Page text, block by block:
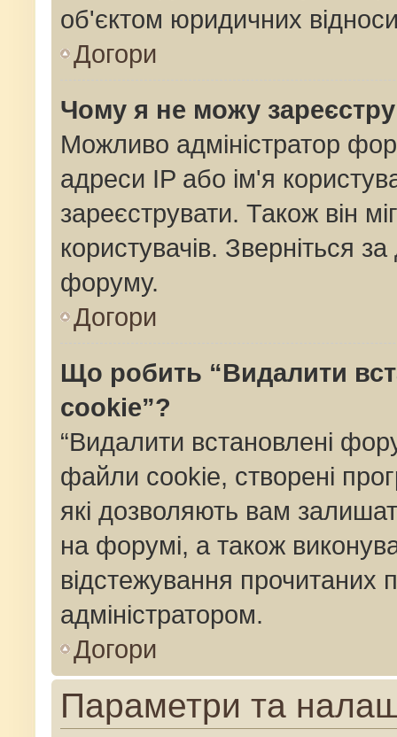
об'єктом юридичних
Догори
Чому я не можу
Можливо адміністратор
адреси IP або ім'я
зареєструвати. Також він
користувачів. Зверніться
форуму.
Догори
Що робить “Видалити
cookie”?
“Видалити встановлені
файли cookie, створені
які дозволяють вам
на форумі, а також
відстежування прочитаних
адміністратором.
Догори
Параметри та